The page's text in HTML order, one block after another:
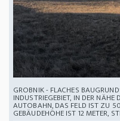
GROBNIK - FLACHES
INDUSTRIEGEBIET, IN DER
AUTOBAHN, DAS FELD IST ZU
GEBÄUDEHÖHE IST 12 METER,